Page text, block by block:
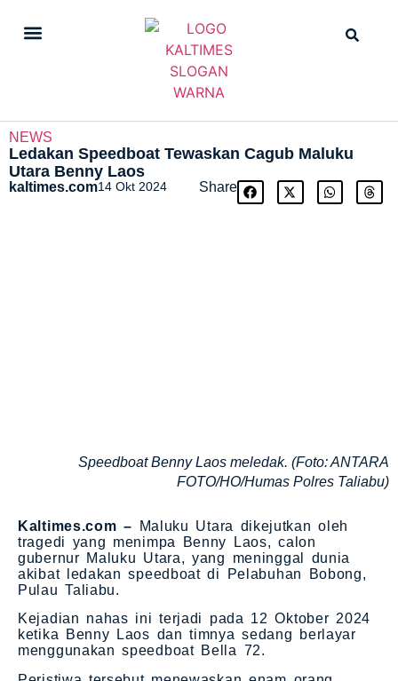
NEWS
Ledakan Speedboat Tewaskan Cagub Maluku
Utara Benny Laos
kaltimes.com14 Okt 2024 Share
Speedboat Benny Laos meledak. (Foto: ANTARA
FOTO/HO/Humas Polres Taliabu)
Kaltimes.com –
Maluku Utara dikejutkan oleh
tragedi yang menimpa Benny Laos, calon
gubernur Maluku Utara, yang meninggal dunia
akibat ledakan speedboat di Pelabuhan Bobong,
Pulau Taliabu.
Kejadian nahas ini terjadi pada 12 Oktober 2024
ketika Benny Laos dan timnya sedang berlayar
menggunakan speedboat Bella 72.